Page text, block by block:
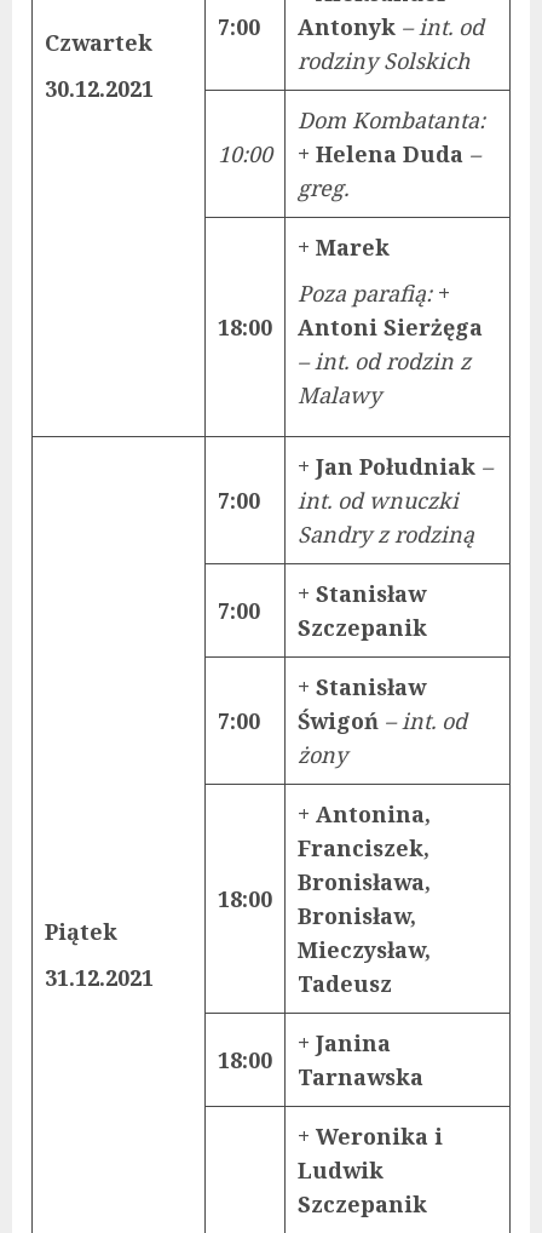
Czwartek
30.12.2021
7:00
Antonyk – int. od
rodziny Solskich
10:00
Dom Kombatanta:
+ Helena Duda –
greg.
18:00
+ Marek
Poza parafią: +
Antoni Sierżęga
– int. od rodzin z
Malawy
Piątek
31.12.2021
7:00
+ Jan Południak –
int. od wnuczki
Sandry z rodziną
7:00
+ Stanisław
Szczepanik
7:00
+ Stanisław
Świgoń – int. od
żony
18:00
+ Antonina,
Franciszek,
Bronisława,
Bronisław,
Mieczysław,
Tadeusz
18:00
+ Janina
Tarnawska
+ Weronika i
Ludwik
Szczepanik